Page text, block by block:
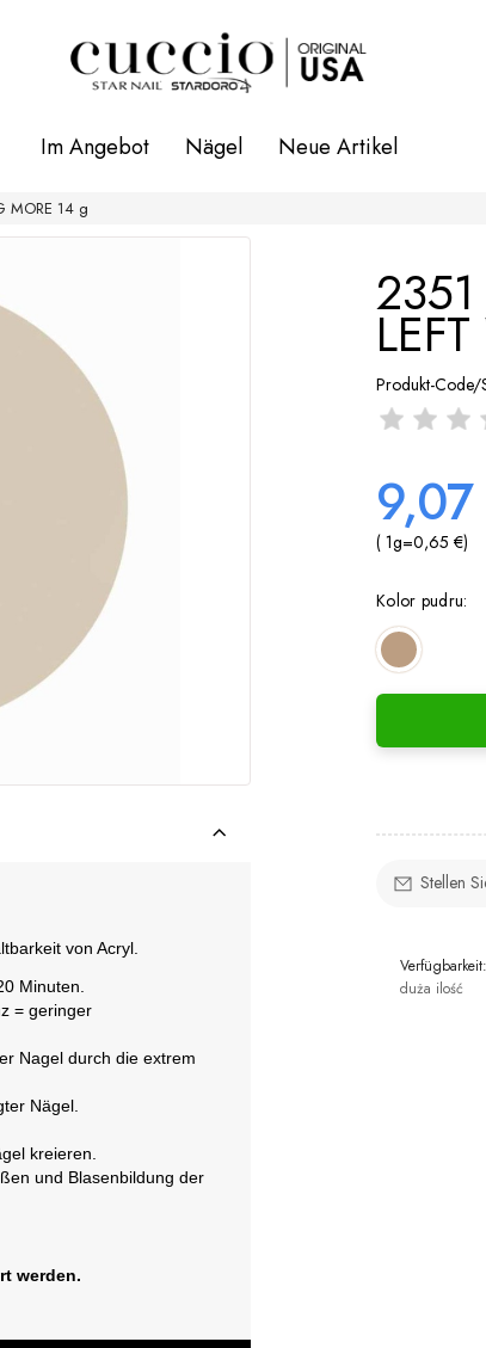
Im Angebot Nägel Neue Artikel
MORE 14 g
von Acryl.
Minuten.
= geringer
Nagel durch die extrem
Nägel.
kreieren.
und Blasenbildung der
werden.
2351
Produkt-Code/
( 1g=0,65 €)
Kolor pudru:
Stellen
Verfügbarkeit:
duża ilość